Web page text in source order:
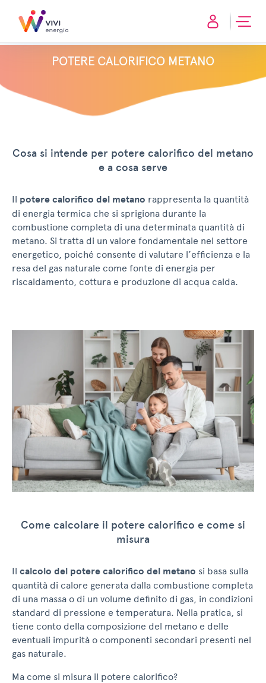
POTERE CALORIFICO METANO
Cosa si intende per potere calorifico del metano
e a cosa serve
Il potere calorifico del metano rappresenta la quantità
di energia termica che si sprigiona durante la
combustione completa di una determinata quantità di
metano. Si tratta di un valore fondamentale nel settore
energetico, poiché consente di valutare l’efficienza e la
resa del gas naturale come fonte di energia per
riscaldamento, cottura e produzione di acqua calda.
Come calcolare il potere calorifico e come si
misura
Il calcolo del potere calorifico del metano si basa sulla
quantità di calore generata dalla combustione completa
di una massa o di un volume definito di gas, in condizioni
standard di pressione e temperatura. Nella pratica, si
tiene conto della composizione del metano e delle
eventuali impurità o componenti secondari presenti nel
gas naturale.
Ma come si misura il potere calorifico?